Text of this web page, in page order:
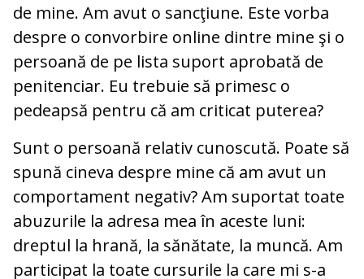
de mine. Am avut o sancţiune. Este vorba
despre o convorbire online dintre mine şi o
persoană de pe lista suport aprobată de
penitenciar. Eu trebuie să primesc o
pedeapsă pentru că am criticat puterea?
Sunt o persoană relativ cunoscută. Poate să
spună cineva despre mine că am avut un
comportament negativ? Am suportat toate
abuzurile la adresa mea în aceste luni:
dreptul la hrană, la sănătate, la muncă. Am
participat la toate cursurile la care mi s-a